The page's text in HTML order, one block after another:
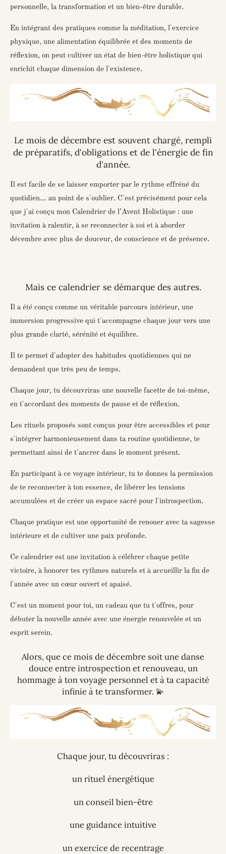
personnelle, la transformation et un bien-être durable.
En intégrant des pratiques comme la méditation, l'exercice
physique, une alimentation équilibrée et des moments de
réflexion, on peut cultiver un état de bien-être holistique qui
enrichit chaque dimension de l'existence.
Le mois de décembre est souvent chargé, rempli
de préparatifs, d'obligations et de l'énergie de fin
d'année.
Il est facile de se laisser emporter par le rythme effréné du
quotidien… au point de s'oublier. C'est précisément pour cela
que j'ai conçu mon Calendrier de l’Avent Holistique : une
invitation à ralentir, à se reconnecter à soi et à aborder
décembre avec plus de douceur, de conscience et de présence.
Mais ce calendrier se démarque des autres.
Il a été conçu comme un véritable parcours intérieur, une
immersion progressive qui t'accompagne chaque jour vers une
plus grande clarté, sérénité et équilibre.
Il te permet d'adopter des habitudes quotidiennes qui ne
demandent que très peu de temps.
Chaque jour, tu découvriras une nouvelle facette de toi-même,
en t'accordant des moments de pause et de réflexion.
Les rituels proposés sont conçus pour être accessibles et pour
s'intégrer harmonieusement dans ta routine quotidienne, te
permettant ainsi de t'ancrer dans le moment présent.
En participant à ce voyage intérieur, tu te donnes la permission
de te reconnecter à ton essence, de libérer les tensions
accumulées et de créer un espace sacré pour l'introspection.
Chaque pratique est une opportunité de renouer avec ta sagesse
intérieure et de cultiver une paix profonde.
Ce calendrier est une invitation à célébrer chaque petite
victoire, à honorer tes rythmes naturels et à accueillir la fin de
l'année avec un cœur ouvert et apaisé.
C'est un moment pour toi, un cadeau que tu t'offres, pour
débuter la nouvelle année avec une énergie renouvelée et un
esprit serein.
Alors, que ce mois de décembre soit une danse
douce entre introspection et renouveau, un
hommage à ton voyage personnel et à ta capacité
infinie à te transformer. 💫
Chaque jour, tu découvriras :
unrituel énergétique
unconseil bien-être
une guidance intuitive
unexercice de recentrage